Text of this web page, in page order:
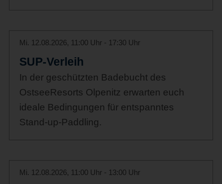
Mi. 12.08.2026, 11:00 Uhr - 17:30 Uhr
SUP-Verleih
In der geschützten Badebucht des
OstseeResorts Olpenitz erwarten euch
ideale Bedingungen für entspanntes
Stand-up-Paddling.
Mi. 12.08.2026, 11:00 Uhr - 13:00 Uhr